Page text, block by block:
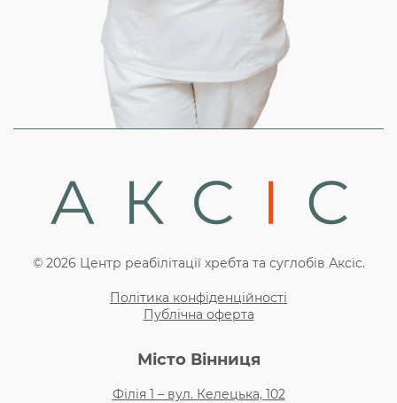
© 2026 Центр реабілітації хребта та суглобів Аксіс.
Політика конфіденційності
Публічна оферта
Місто Вінниця
Філія 1 – вул. Келецька, 102